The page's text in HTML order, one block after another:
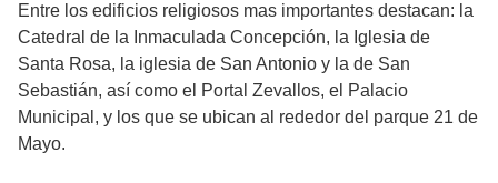
Entre los edificios religiosos mas importantes destacan: la
Catedral de la Inmaculada Concepción, la Iglesia de
Santa Rosa, la iglesia de San Antonio y la de San
Sebastián, así como el Portal Zevallos, el Palacio
Municipal, y los que se ubican al rededor del parque 21 de
Mayo.